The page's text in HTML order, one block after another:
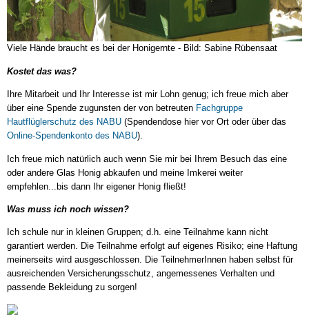
Viele Hände braucht es bei der Honigernte - Bild: Sabine Rübensaat
Kostet das was?
Ihre Mitarbeit und Ihr Interesse ist mir Lohn genug; ich freue mich aber
über eine Spende zugunsten der von betreuten Fachgruppe
Hautflüglerschutz des NABU (Spendendose hier vor Ort oder über das
Online-Spendenkonto des NABU).
Ich freue mich natürlich auch wenn Sie mir bei Ihrem Besuch das eine
oder andere Glas Honig abkaufen und meine Imkerei weiter
empfehlen...bis dann Ihr eigener Honig fließt!
Was muss ich noch wissen?
Ich schule nur in kleinen Gruppen; d.h. eine Teilnahme kann nicht
garantiert werden. Die Teilnahme erfolgt auf eigenes Risiko; eine Haftung
meinerseits wird ausgeschlossen. Die TeilnehmerInnen haben selbst für
ausreichenden Versicherungsschutz, angemessenes Verhalten und
passende Bekleidung zu sorgen!